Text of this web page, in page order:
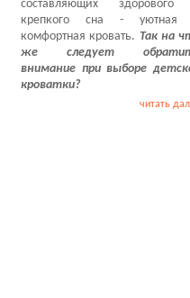
составляющих
крепкого сна - уютная
комфортная кровать. Так на
же следует
внимание при выборе
кроватки?
читать